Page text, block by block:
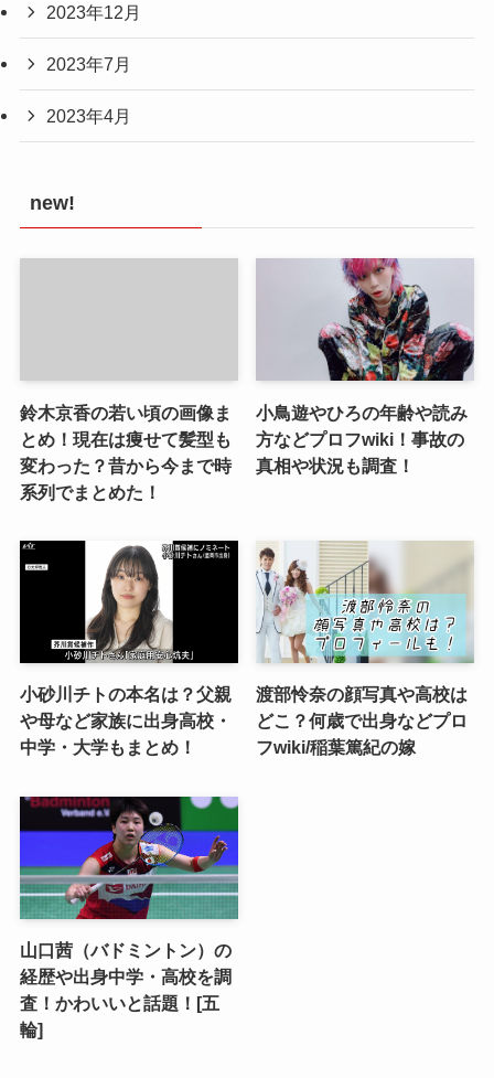
2023年12月
2023年7月
2023年4月
new!
鈴木京香の若い頃の画像ま
とめ！現在は痩せて髪型も
変わった？昔から今まで時
系列でまとめた！
小鳥遊やひろの年齢や読み
方などプロフwiki！事故の
真相や状況も調査！
小砂川チトの本名は？父親
や母など家族に出身高校・
中学・大学もまとめ！
渡部怜奈の顔写真や高校は
どこ？何歳で出身などプロ
フwiki/稲葉篤紀の嫁
山口茜（バドミントン）の
経歴や出身中学・高校を調
査！かわいいと話題！[五
輪]